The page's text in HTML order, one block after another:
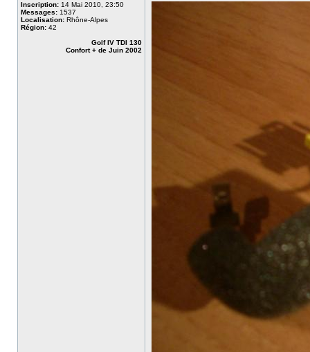
Inscription: 14 Mai 2010, 23:50
Messages: 1537
Localisation: Rhône-Alpes
Région: 42
Golf IV TDI 130
Confort + de Juin 2002